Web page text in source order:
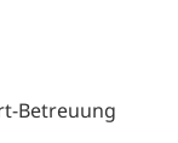
Betreuung